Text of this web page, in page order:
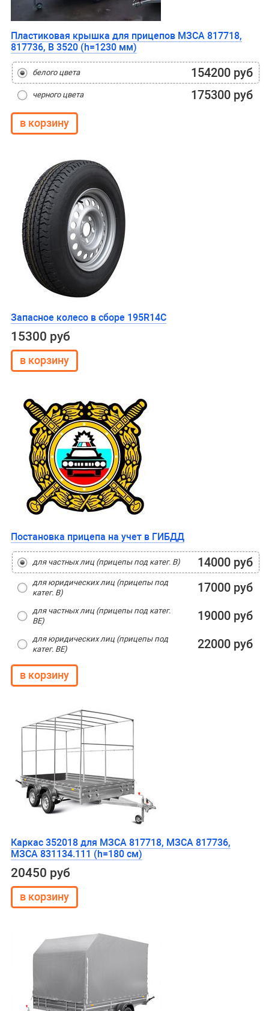
Пластиковая крышка для прицепов МЗСА 817718,
817736, B 3520 (h=1230 мм)
белого цвета 154200 руб
черного цвета 175300 руб
Запасное колесо в сборе 195R14C
15300 руб
Постановка прицепа на учет в ГИБДД
для частных лиц (прицепы под катег. В) 14000 руб
для юридических лиц (прицепы под
катег. В)
17000 руб
для частных лиц (прицепы под катег.
ВЕ)
19000 руб
для юридических лиц (прицепы под
катег. ВЕ)
22000 руб
Каркас 352018 для МЗСА 817718, МЗСА 817736,
МЗСА 831134.111 (h=180 см)
20450 руб